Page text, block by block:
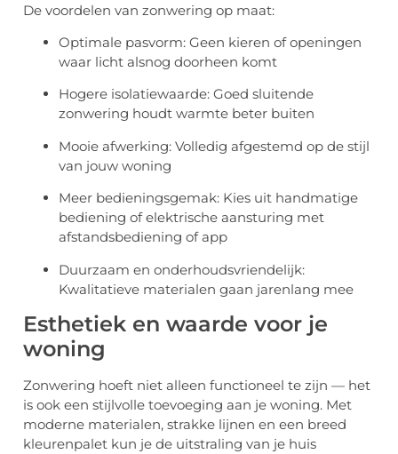
De voordelen van zonwering op maat:
Optimale pasvorm: Geen kieren of openingen
waar licht alsnog doorheen komt
Hogere isolatiewaarde: Goed sluitende
zonwering houdt warmte beter buiten
Mooie afwerking: Volledig afgestemd op de stijl
van jouw woning
Meer bedieningsgemak: Kies uit handmatige
bediening of elektrische aansturing met
afstandsbediening of app
Duurzaam en onderhoudsvriendelijk:
Kwalitatieve materialen gaan jarenlang mee
Esthetiek en waarde voor je
woning
Zonwering hoeft niet alleen functioneel te zijn — het
is ook een stijlvolle toevoeging aan je woning. Met
moderne materialen, strakke lijnen en een breed
kleurenpalet kun je de uitstraling van je huis